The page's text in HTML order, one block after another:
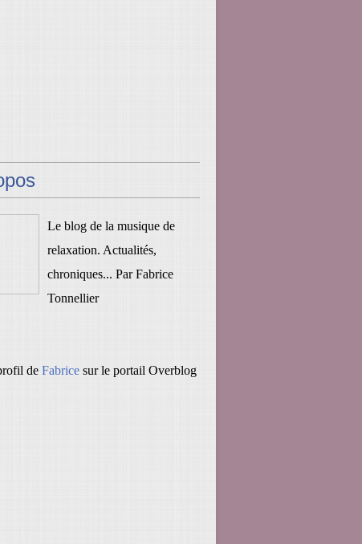
Le blog de la musique de
relaxation. Actualités,
chroniques... Par Fabrice
Tonnellier
de Fabrice sur le portail Overblog